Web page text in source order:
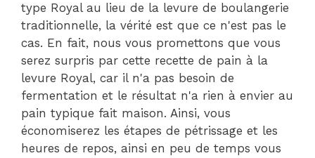
type Royal au lieu de la levure de boulangerie
traditionnelle, la vérité est que ce n'est pas le
cas. En fait, nous vous promettons que vous
serez surpris par cette recette de pain à la
levure Royal, car il n'a pas besoin de
fermentation et le résultat n'a rien à envier au
pain typique fait maison. Ainsi, vous
économiserez les étapes de pétrissage et les
heures de repos, ainsi en peu de temps vous